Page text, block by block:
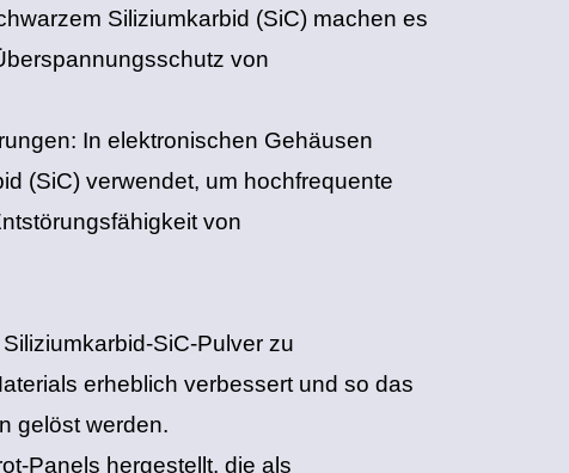
Siliziumkarbid (SiC) machen es
von
In elektronischen Gehäusen
(SiC) verwendet, um hochfrequente
von
SiC-Pulver zu
erheblich verbessert und so das
gelöst werden.
Panels hergestellt, die als